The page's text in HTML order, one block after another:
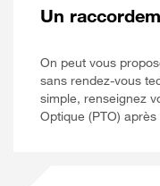
Un
On peut vous
sans rendez-vous
simple, renseignez
Optique (PTO)